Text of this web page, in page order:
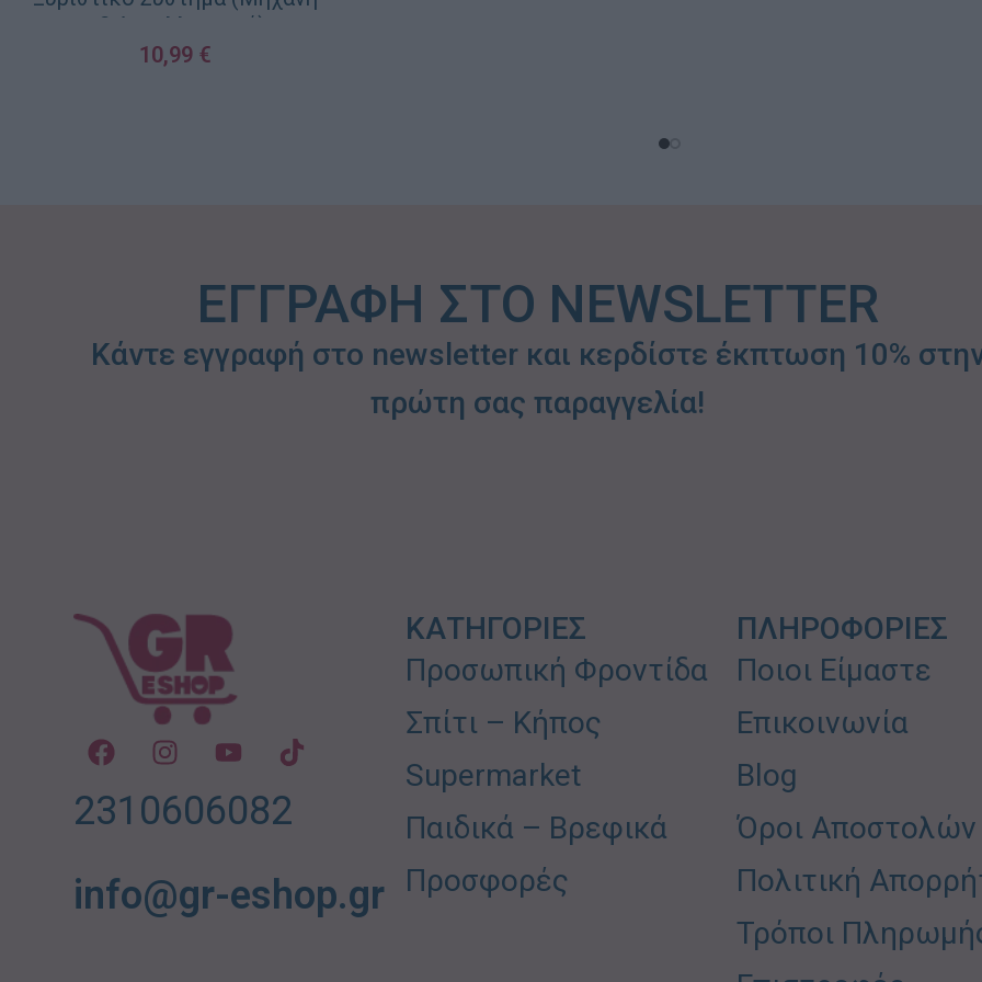
+2 Ανταλλακτικά)
10,99 €
ΕΓΓΡΑΦΗ ΣΤΟ NEWSLETTER
Κάντε εγγραφή στο newsletter και κερδίστε έκπτωση 10%
πρώτη σας παραγγελία!
2310606082
info@gr-eshop.gr
ΚΑΤΗΓΟΡΙΕΣ
Προσωπική Φροντίδα
Σπίτι – Κήπος
Supermarket
Παιδικά – Βρεφικά
Προσφορές
ΠΛΗΡΟΦΟΡΙΕΣ
Ποιοι Είμαστε
Επικοινωνία
Blog
Όροι Αποστολών
Πολιτική
Τρόποι